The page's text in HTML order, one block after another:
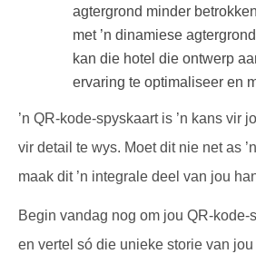
agtergrond minder
met ’n dinamiese
kan die hotel die ontwerp
ervaring te optimaliseer en
’n QR-kode-spyskaart is ’n kans vir
vir detail te wys. Moet dit nie net as
maak dit ’n integrale deel van jou
Begin vandag nog om jou QR-kode-
en vertel só die unieke storie van